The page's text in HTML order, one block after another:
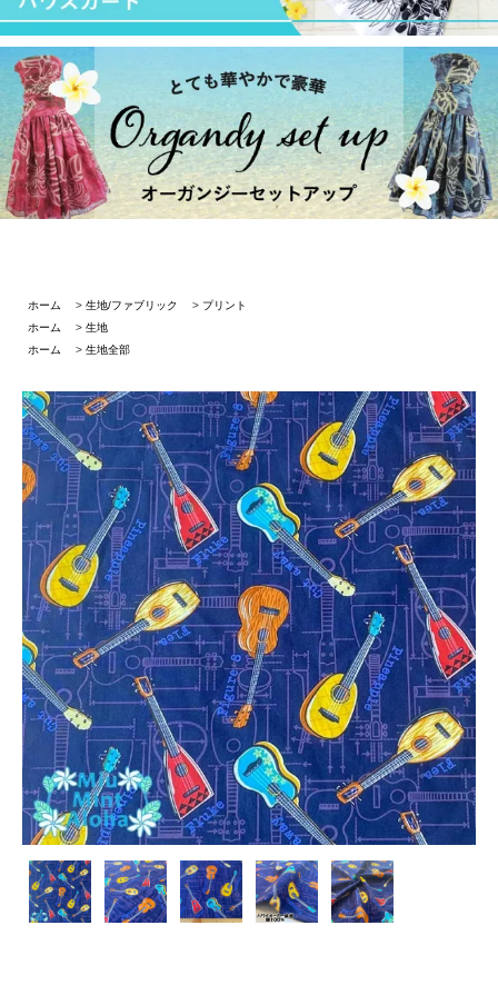
ホーム > 生地/ファブリック > プリント
ホーム
> 生地
ホーム
> 生地全部